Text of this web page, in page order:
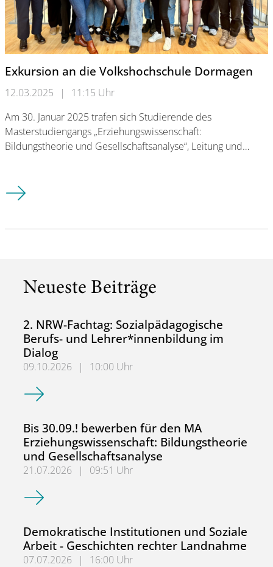
Exkursion an die Volkshochschule Dormagen
12.03.2025 |
11:15 Uhr
Am 30. Januar 2025 trafen sich Studierende des
Masterstudiengangs „Erziehungswissenschaft:
Bildungstheorie und Gesellschaftsanalyse“, Leitung und…
Exkursion an die Volkshochschule Dormagen
Neueste Beiträge
2. NRW-Fachtag: Sozialpädagogische
Berufs- und Lehrer*innenbildung im
Dialog
09.10.2026 |
10:00 Uhr
2. NRW-Fachtag: Sozialpädagogische Berufs- und
Bis 30.09.! bewerben für den MA
Erziehungswissenschaft: Bildungstheorie
und Gesellschaftsanalyse
21.07.2026 |
09:51 Uhr
Bis 30.09.! bewerben für den MA
Demokratische Institutionen und Soziale
Arbeit - Geschichten rechter Landnahme
07.07.2026 |
16:00 Uhr